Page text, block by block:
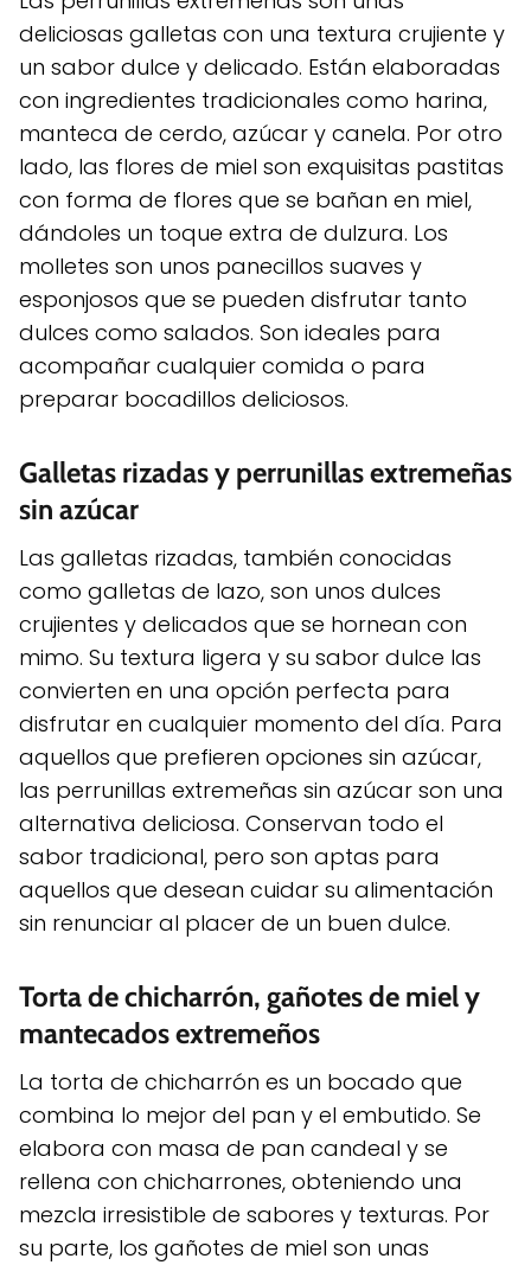
deliciosas galletas con una textura crujiente y
un sabor dulce y delicado. Están elaboradas
con ingredientes tradicionales como harina,
manteca de cerdo, azúcar y canela. Por otro
lado, las flores de miel son exquisitas pastitas
con forma de flores que se bañan en miel,
dándoles un toque extra de dulzura. Los
molletes son unos panecillos suaves y
esponjosos que se pueden disfrutar tanto
dulces como salados. Son ideales para
acompañar cualquier comida o para
preparar bocadillos deliciosos.
Galletas rizadas y perrunillas extremeñas
sin azúcar
Las galletas rizadas, también conocidas
como galletas de lazo, son unos dulces
crujientes y delicados que se hornean con
mimo. Su textura ligera y su sabor dulce las
convierten en una opción perfecta para
disfrutar en cualquier momento del día. Para
aquellos que prefieren opciones sin azúcar,
las perrunillas extremeñas sin azúcar son una
alternativa deliciosa. Conservan todo el
sabor tradicional, pero son aptas para
aquellos que desean cuidar su alimentación
sin renunciar al placer de un buen dulce.
Torta de chicharrón, gañotes de miel y
mantecados extremeños
La torta de chicharrón es un bocado que
combina lo mejor del pan y el embutido. Se
elabora con masa de pan candeal y se
rellena con chicharrones, obteniendo una
mezcla irresistible de sabores y texturas. Por
su parte, los gañotes de miel son unas